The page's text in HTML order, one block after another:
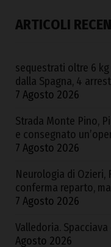
ARTICOLI
sequestrati oltre 6
dalla Spagna, 4
7 Agosto 2026
Strada Monte Pino,
e consegnato
7 Agosto 2026
Neurologia di Ozieri,
conferma reparto,
7 Agosto 2026
Valledoria.
Agosto 2026